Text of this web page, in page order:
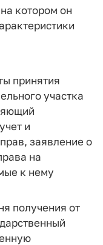
котором он
принятия
участка
и
заявление о
на
к нему
получения от